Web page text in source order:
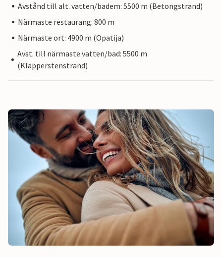
Avstånd till alt. vatten/badem: 5500 m (Betongstrand)
Närmaste restaurang: 800 m
Närmaste ort: 4900 m (Opatija)
Avst. till närmaste vatten/bad: 5500 m
(Klapperstenstrand)